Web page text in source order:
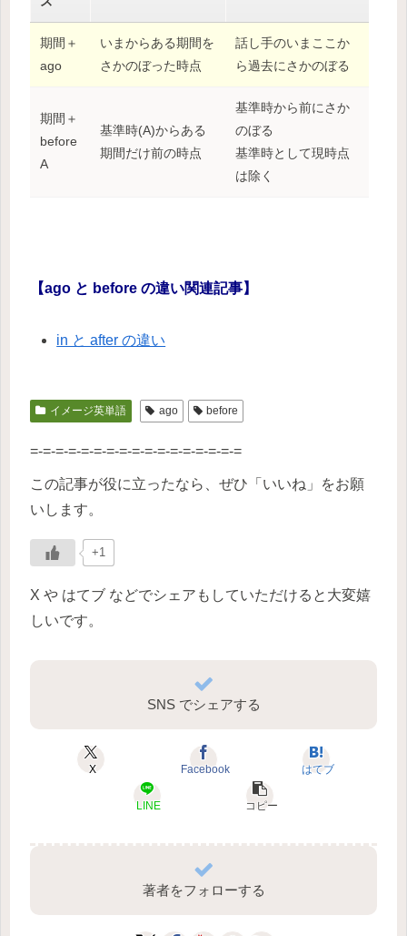
期間＋
ago
いまからある期間を
さかのぼった時点
話し手のいまここか
ら過去にさかのぼる
期間＋
before
A
基準時(A)からある
期間だけ前の時点
基準時から前にさか
のぼる
基準時として現時点
は除く
【ago と before の違い関連記事】
in と after の違い
イメージ英単語 ago before
=-=-=-=-=-=-=-=-=-=-=-=-=-=-=-=-=
この記事が役に立ったなら、ぜひ「いいね」をお願
いします。
+1
X や はてブ などでシェアもしていただけると大変嬉
しいです。
SNS でシェアする
X Facebook はてブ
LINE コピー
著者をフォローする